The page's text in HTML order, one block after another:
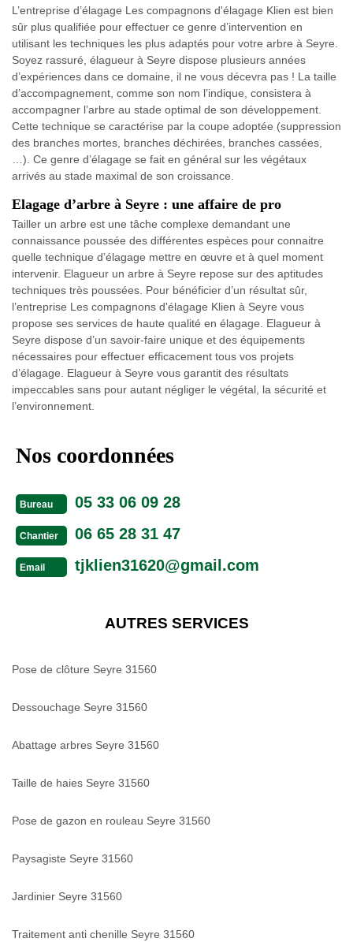
L’entreprise d’élagage Les compagnons d'élagage Klien est bien
sûr plus qualifiée pour effectuer ce genre d’intervention en
utilisant les techniques les plus adaptés pour votre arbre à Seyre.
Soyez rassuré, élagueur à Seyre dispose plusieurs années
d’expériences dans ce domaine, il ne vous décevra pas ! La taille
d’accompagnement, comme son nom l’indique, consistera à
accompagner l’arbre au stade optimal de son développement.
Cette technique se caractérise par la coupe adoptée (suppression
des branches mortes, branches déchirées, branches cassées,
…). Ce genre d’élagage se fait en général sur les végétaux
arrivés au stade maximal de son croissance.
Elagage d’arbre à Seyre : une affaire de pro
Tailler un arbre est une tâche complexe demandant une
connaissance poussée des différentes espèces pour connaitre
quelle technique d’élagage mettre en œuvre et à quel moment
intervenir. Elagueur un arbre à Seyre repose sur des aptitudes
techniques très poussées. Pour bénéficier d’un résultat sûr,
l’entreprise Les compagnons d'élagage Klien à Seyre vous
propose ses services de haute qualité en élagage. Elagueur à
Seyre dispose d’un savoir-faire unique et des équipements
nécessaires pour effectuer efficacement tous vos projets
d’élagage. Elagueur à Seyre vous garantit des résultats
impeccables sans pour autant négliger le végétal, la sécurité et
l’environnement.
Nos coordonnées
Bureau 05 33 06 09 28
Chantier 06 65 28 31 47
Email tjklien31620@gmail.com
AUTRES SERVICES
Pose de clôture Seyre 31560
Dessouchage Seyre 31560
Abattage arbres Seyre 31560
Taille de haies Seyre 31560
Pose de gazon en rouleau Seyre 31560
Paysagiste Seyre 31560
Jardinier Seyre 31560
Traitement anti chenille Seyre 31560